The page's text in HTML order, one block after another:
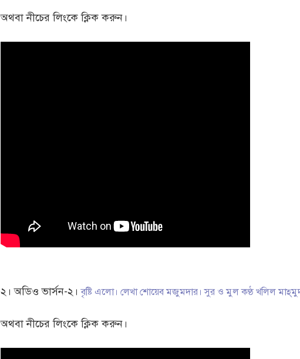
অথবা নীচের লিংকে ক্লিক করুন।
২। অডিও ভার্সন-২।বৃষ্টি এলো। লেখা শোয়েব মজুমদার। সুর ও মুল কণ্ঠ খলিল
অথবা নীচের লিংকে ক্লিক করুন।